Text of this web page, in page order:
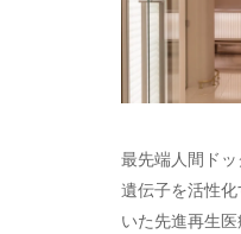
最先端人間ド
遺伝子を活性
いた先進再生